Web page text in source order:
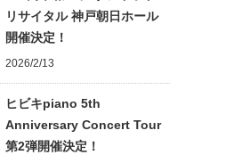
リサイタル 神戸朝日ホール
開催決定！
2026/2/13
ヒビキpiano 5th
Anniversary Concert Tour
第2弾開催決定！